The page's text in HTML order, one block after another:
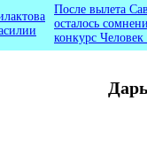
После вылета
осталось
конкурс Человек